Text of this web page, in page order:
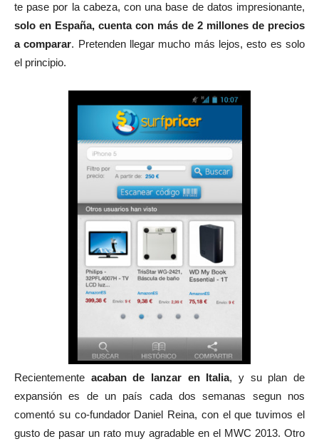
te pase por la cabeza, con una base de datos impresionante,
solo en España, cuenta con más de 2 millones de precios
a comparar. Pretenden llegar mucho más lejos, esto es solo
el principio.
Recientemente acaban de lanzar en Italia, y su plan de
expansión es de un país cada dos semanas segun nos
comentó su co-fundador Daniel Reina, con el que tuvimos el
gusto de pasar un rato muy agradable en el MWC 2013. Otro